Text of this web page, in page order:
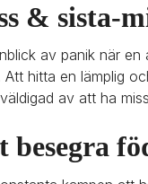
& sista-
av panik när en
hitta en lämplig
av att ha